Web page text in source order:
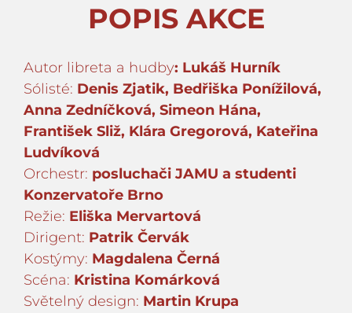
POPIS AKCE
Autor libreta a hudby: Lukáš Hurník
Sólisté: Denis Zjatik, Bedřiška Ponížilová,
Anna Zedníčková, Simeon Hána,
František Sliž, Klára Gregorová, Kateřina
Ludvíková
Orchestr: posluchači JAMU a studenti
Konzervatoře Brno
Režie: Eliška Mervartová
Dirigent: Patrik Červák
Kostýmy: Magdalena Černá
Scéna: Kristina Komárková
Světelný design: Martin Krupa